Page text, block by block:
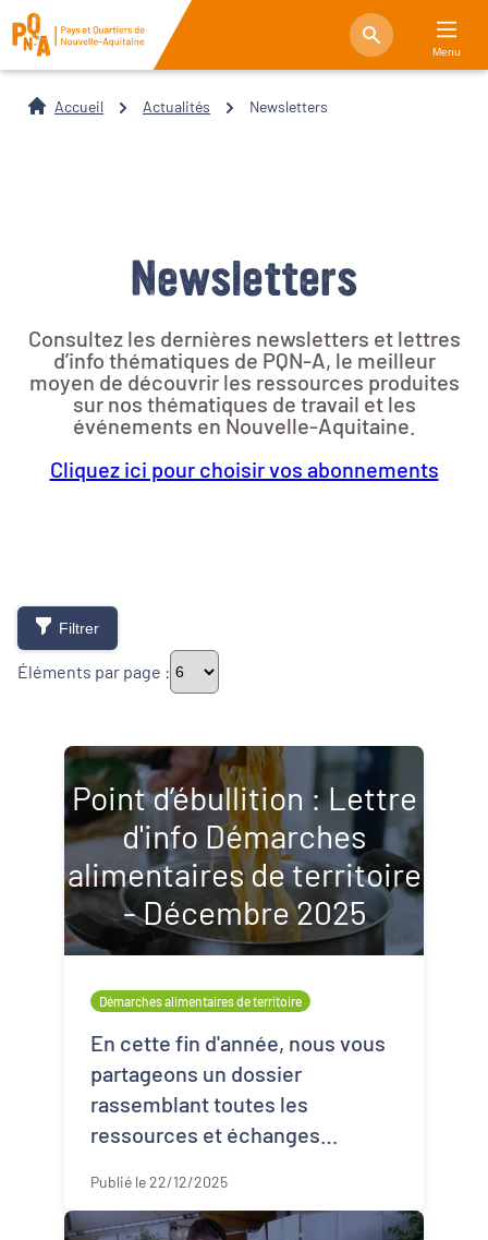
Menu
Accueil Actualités Newsletters
Newsletters
Consultez les dernières newsletters et lettres
d’info thématiques de PQN-A, le meilleur
moyen de découvrir les ressources produites
sur nos thématiques de travail et les
événements en Nouvelle-Aquitaine.
Cliquez ici pour choisir vos abonnements
Filtrer
Éléments par page :
Typologie de newsletter
Newsletters
Lettres d'information
Thématiques
Démarches alimentaires de territoire
Développement territorial
Inclusion numérique
Politique de la ville
centres-villes
Point d’ébullition : Lettre
d'info Démarches
alimentaires de territoire
- Décembre 2025
Démarches alimentaires de territoire
En cette fin d'année, nous vous
partageons un dossier
rassemblant toutes les
ressources et échanges
qualification Précarité et
solidarité alimentaire. Avec la p
Publié le 22/12/2025